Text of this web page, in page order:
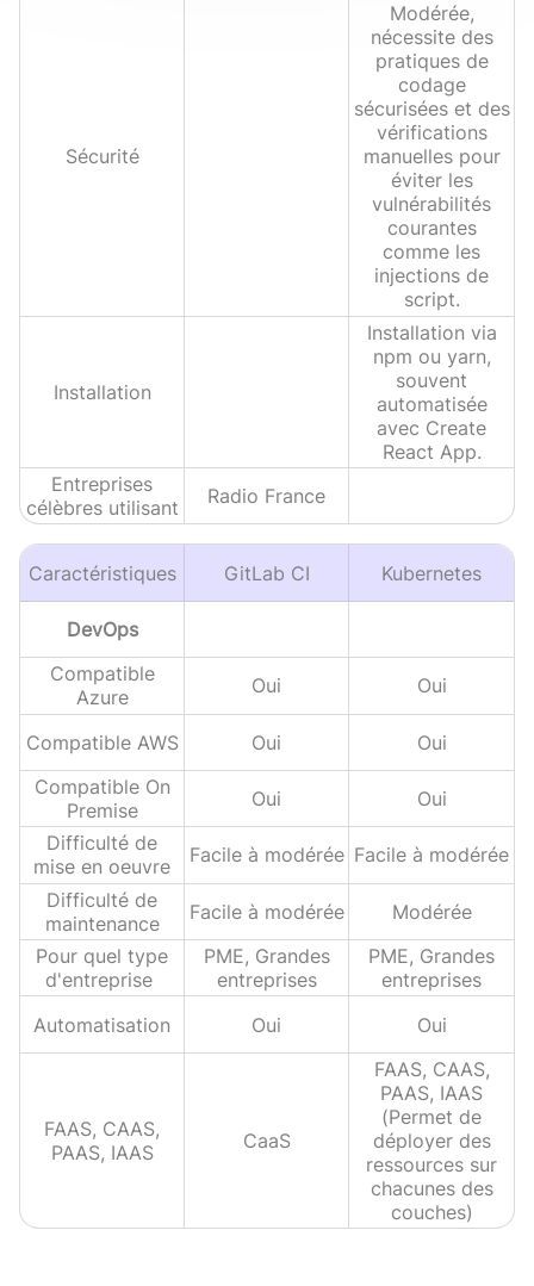
Sécurité
Modérée,
nécessite des
pratiques de
codage
sécurisées et des
vérifications
manuelles pour
éviter les
vulnérabilités
courantes
comme les
injections de
script.
Installation
Installation via
npm ou yarn,
souvent
automatisée
avec Create
React App.
Entreprises
célèbres utilisant
Radio France
Caractéristiques GitLab CI Kubernetes
DevOps
Compatible
Azure
Oui Oui
Compatible AWS Oui
Oui
Compatible On
Premise
Oui
Oui
Difficulté de
mise en oeuvre
Facile à modérée Facile à modérée
Difficulté de
maintenance
Facile à modérée
Modérée
Pour quel type
d'entreprise
PME, Grandes
entreprises
PME, Grandes
entreprises
Automatisation
Oui Oui
FAAS, CAAS,
PAAS, IAAS
CaaS
FAAS, CAAS,
PAAS, IAAS
(Permet de
déployer des
ressources sur
chacunes des
couches)